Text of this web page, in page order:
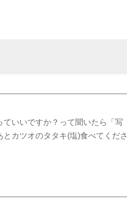
いいですか？って聞いたら「写
カツオのタタキ(塩)食べてくださ